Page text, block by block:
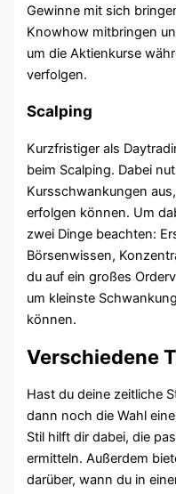
Gewinne mit sich
Knowhow mitbringen
um die Aktienkurse
verfolgen.
Scalping
Kurzfristiger als
beim Scalping. Dabei
Kursschwankungen
erfolgen können. Um
zwei Dinge beachten:
Börsenwissen,
du auf ein großes
um kleinste
können.
Verschiedene
Hast du deine zeitliche
dann noch die Wahl
Stil hilft dir dabei, die
ermitteln. Außerdem
darüber, wann du in